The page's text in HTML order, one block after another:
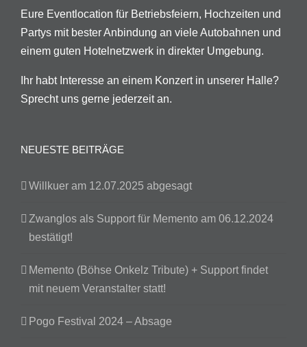
Eure Eventlocation für Betriebsfeiern, Hochzeiten und
Partys mit bester Anbindung an viele Autobahnen und
einem guten Hotelnetzwerk in direkter Umgebung.
Ihr habt Interesse an einem Konzert in unserer Halle?
Sprecht uns gerne jederzeit an.
NEUESTE BEITRÄGE
Willkuer am 12.07.2025 abgesagt
Zwanglos als Support für Memento am 06.12.2024
bestätigt!
Memento (Böhse Onkelz Tribute) + Support findet
mit neuem Veranstalter statt!
Pogo Festival 2024 – Absage